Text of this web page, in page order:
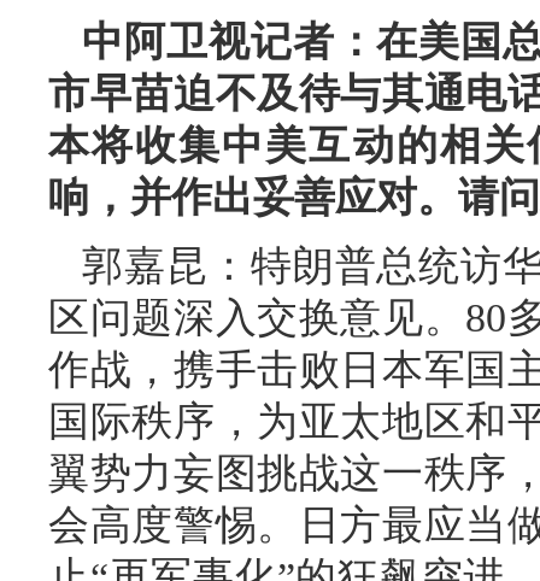
中阿卫视记者：在美国
市早苗迫不及待与其通电
本将收集中美互动的相
响，并作出妥善应对。请
郭嘉昆：特朗普总统访
区问题深入交换意见。80
作战，携手击败日本军国
国际秩序，为亚太地区和
翼势力妄图挑战这一秩序
会高度警惕。日方最应当